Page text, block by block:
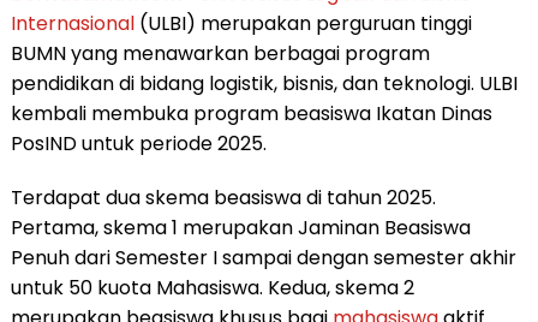
Internasional(ULBI) merupakan perguruan tinggi
BUMN yang menawarkan berbagai program
pendidikan di bidang logistik, bisnis, dan teknologi. ULBI
kembali membuka program beasiswa Ikatan Dinas
PosIND untuk periode 2025.
Terdapat dua skema beasiswa di tahun 2025.
Pertama, skema 1 merupakan Jaminan Beasiswa
Penuh dari Semester I sampai dengan semester akhir
untuk 50 kuota Mahasiswa. Kedua, skema 2